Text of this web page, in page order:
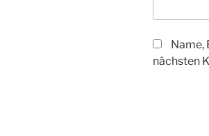
Name,
nächsten